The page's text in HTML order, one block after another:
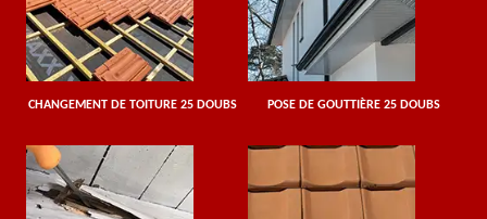
CHANGEMENT DE TOITURE 25 DOUBS POSE DE GOUTTIÈRE 25 DOUBS